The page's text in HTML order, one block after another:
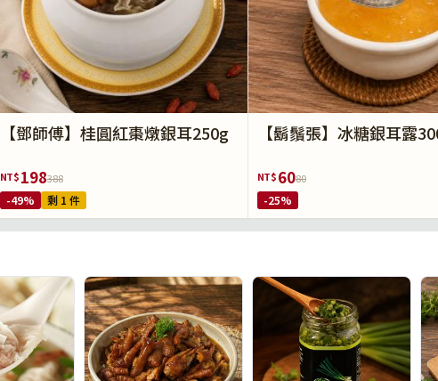
【鄧師傅】桂圓紅棗燉銀耳250g
NT$198388
-49% 剩 1 件
【鬍鬚張】冰糖銀耳露
NT$6080
-25%